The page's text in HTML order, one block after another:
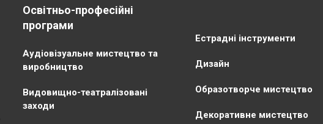
Освітньо-професійні
програми
Аудіовізуальне мистецтво та
виробництво
Видовищно-театралізовані
заходи
Естрадні інструменти
Дизайн
Образотворче мистецтво
Декоративне мистецтво